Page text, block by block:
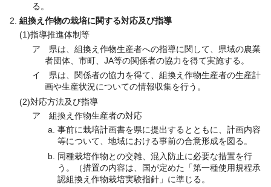
る。
組換え作物の栽培に関する対応及び指導
(1)指導推進体制等
ア 県は、組換え作物生産者への指導に関して、県域の農業
者団体、市町、JA等の関係者の協力を得て実施する。
イ 県は、関係者の協力を得て、組換え作物生産者の生産計
画や生産状況についての情報収集を行う。
(2)対応方法及び指導
ア 組換え作物生産者の対応
事前に栽培計画書を県に提出するとともに、計画内容
等について、地域における事前の合意形成を図る。
同種栽培作物との交雑、混入防止に必要な措置を行
う。（措置の内容は、国が定めた「第一種使用規程承
認組換え作物栽培実験指針」に準じる。